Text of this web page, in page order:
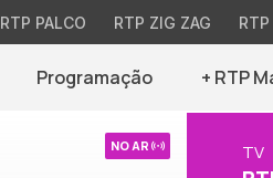
RTP PALCO RTP ZIG ZAG
Programação + RTP
NO AR TV